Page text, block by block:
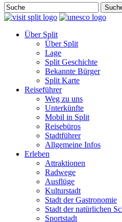
Über Split
Über Split
Lage
Split Geschichte
Bekannte Bürger
Split Karte
Reiseführer
Weg zu uns
Unterkünfte
Mobil in Split
Reisebüros
Stadtführer
Allgemeine Infos
Erleben
Attraktionen
Radwege
Ausflüge
Kulturstadt
Stadt der Gastronomie
Stadt der natürlichen
Sportstadt